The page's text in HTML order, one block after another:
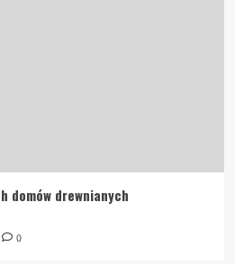
domów drewnianych
0